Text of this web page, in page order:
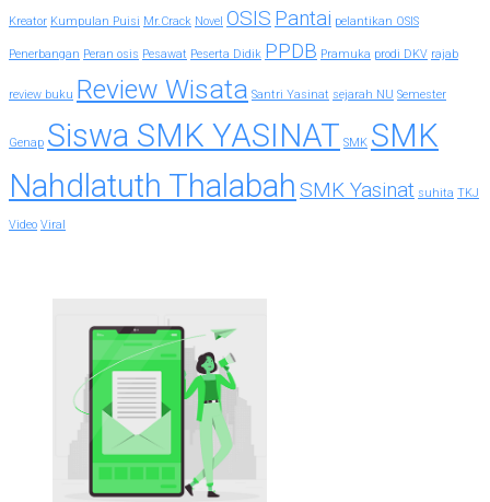
Kreator Kumpulan Puisi Mr.Crack Novel OSIS Pantai pelantikan OSIS
Penerbangan Peran osis Pesawat Peserta Didik PPDB Pramuka prodi DKV rajab
review buku Review Wisata Santri Yasinat sejarah NU Semester
Genap Siswa SMK YASINAT SMK SMK
Nahdlatuth Thalabah SMK Yasinat suhita TKJ
Video Viral